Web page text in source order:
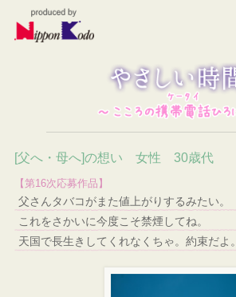
[父へ・母へ]の想い 女性 30歳代
【第16次応募作品】
父さんタバコがまた値上がりするみたい。
これをさかいに今度こそ禁煙してね。
天国で長生きしてくれなくちゃ。約束だよ。